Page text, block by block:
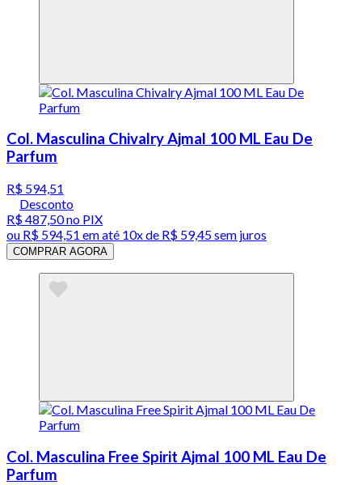
Col. Masculina Chivalry Ajmal 100 ML Eau De
Parfum
R$ 594,51
Desconto
R$ 487,50no PIX
ou R$ 594,51 em até 10x de R$ 59,45 sem juros
COMPRAR AGORA
Col. Masculina Free Spirit Ajmal 100 ML Eau De
Parfum